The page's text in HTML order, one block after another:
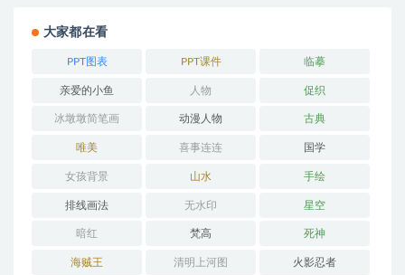
大家都在看
PPT图表 PPT课件 临摹
亲爱的小鱼 人物 促织
冰墩墩简笔画 动漫人物 古典
唯美 喜事连连 国学
女孩背景 山水 手绘
排线画法 无水印 星空
暗红 梵高 死神
海贼王 清明上河图 火影忍者